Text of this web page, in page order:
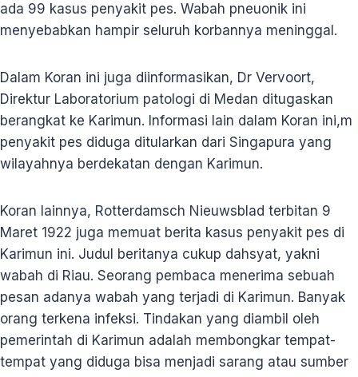
ada 99 kasus penyakit pes. Wabah pneuonik ini
menyebabkan hampir seluruh korbannya meninggal.
Dalam Koran ini juga diinformasikan, Dr Vervoort,
Direktur Laboratorium patologi di Medan ditugaskan
berangkat ke Karimun. Informasi lain dalam Koran ini,m
penyakit pes diduga ditularkan dari Singapura yang
wilayahnya berdekatan dengan Karimun.
Koran lainnya, Rotterdamsch Nieuwsblad terbitan 9
Maret 1922 juga memuat berita kasus penyakit pes di
Karimun ini. Judul beritanya cukup dahsyat, yakni
wabah di Riau. Seorang pembaca menerima sebuah
pesan adanya wabah yang terjadi di Karimun. Banyak
orang terkena infeksi. Tindakan yang diambil oleh
pemerintah di Karimun adalah membongkar tempat-
tempat yang diduga bisa menjadi sarang atau sumber